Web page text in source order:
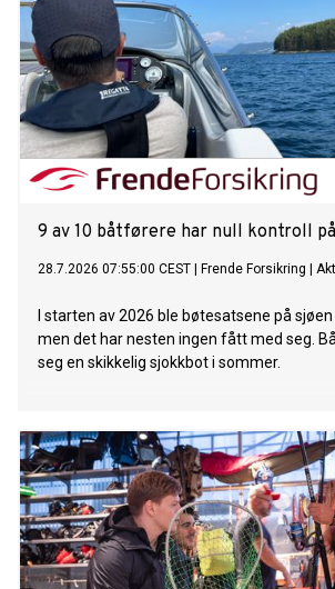
9 av 10 båtførere har null kontroll
28.7.2026 07:55:00 CEST Frende Forsikring
I starten av 2026 ble bøtesatsene på
men det har nesten ingen fått med seg.
seg en skikkelig sjokkbot i sommer.